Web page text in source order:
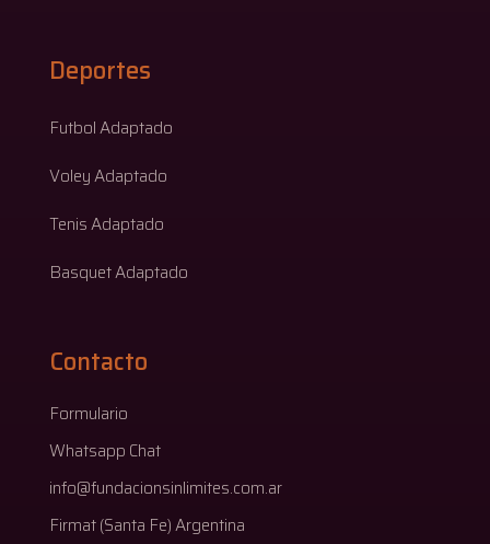
Deportes
Futbol Adaptado
Voley Adaptado
Tenis Adaptado
Basquet Adaptado
Contacto
Formulario
Whatsapp Chat
info@fundacionsinlimites.com.ar
Firmat (Santa Fe) Argentina